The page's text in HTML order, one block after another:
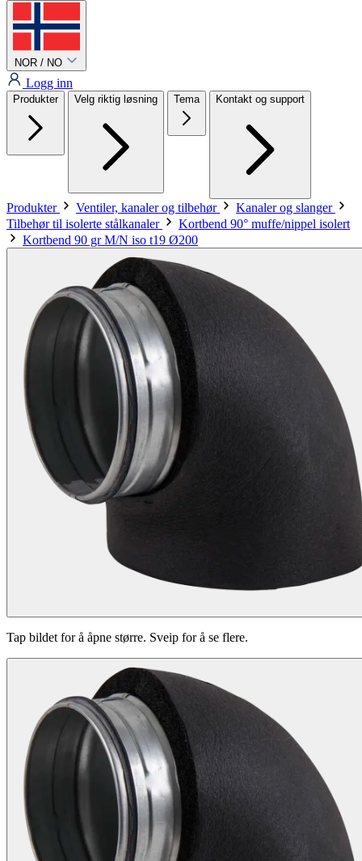
NOR / NO
Logg inn
Produkter Velg riktig løsning Tema Kontakt og support
Produkter Ventiler, kanaler og tilbehør
Kanaler og slanger
Tilbehør til isolerte stålkanaler
Kortbend 90° muffe/nippel isolert
Kortbend 90 gr M/N iso t19 Ø200
Tap bildet for å åpne større. Sveip for å se flere.